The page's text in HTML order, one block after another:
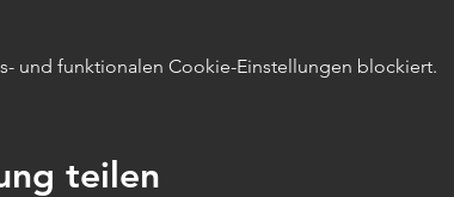
und funktionalen Cookie-Einstellungen blockiert.
teilen